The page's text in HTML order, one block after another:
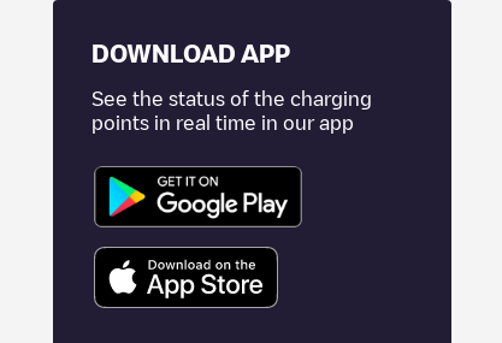
DOWNLOAD APP
See the status of the charging
points in real time in our app